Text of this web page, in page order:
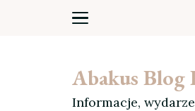
Abakus Blog
Informacje,